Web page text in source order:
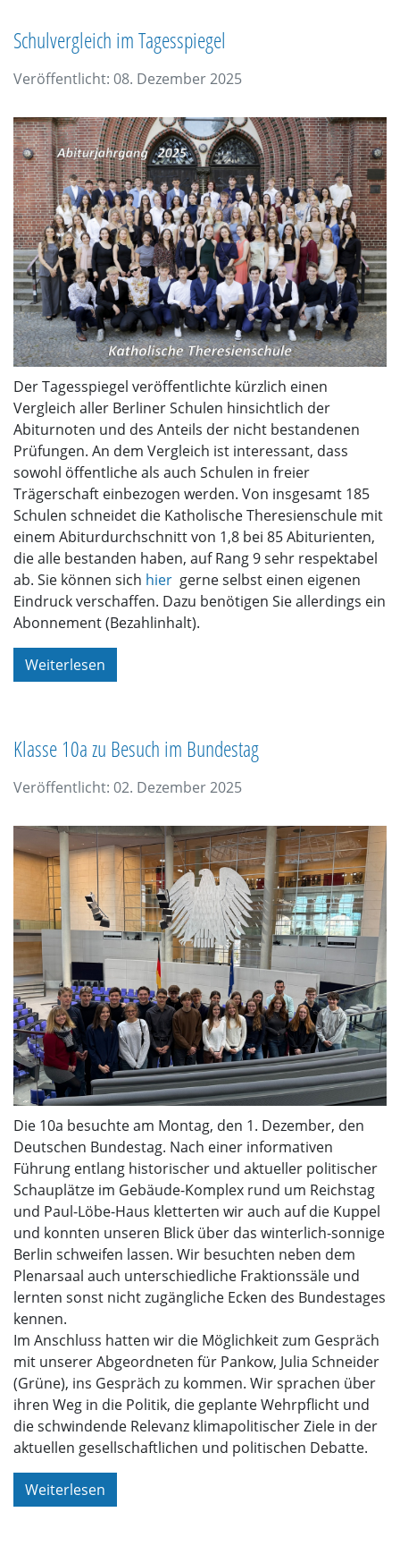
Schulvergleich im Tagesspiegel
Veröffentlicht: 08. Dezember 2025
Der Tagesspiegel veröffentlichte kürzlich einen
Vergleich aller Berliner Schulen hinsichtlich der
Abiturnoten und des Anteils der nicht bestandenen
Prüfungen. An dem Vergleich ist interessant, dass
sowohl öffentliche als auch Schulen in freier
Trägerschaft einbezogen werden. Von insgesamt 185
Schulen schneidet die Katholische Theresienschule mit
einem Abiturdurchschnitt von 1,8 bei 85 Abiturienten,
die alle bestanden haben, auf Rang 9 sehr respektabel
ab. Sie können sich hier gerne selbst einen eigenen
Eindruck verschaffen. Dazu benötigen Sie allerdings ein
Abonnement (Bezahlinhalt).
Weiterlesen
Klasse 10a zu Besuch im Bundestag
Veröffentlicht: 02. Dezember 2025
Die 10a besuchte am Montag, den 1. Dezember, den
Deutschen Bundestag. Nach einer informativen
Führung entlang historischer und aktueller politischer
Schauplätze im Gebäude-Komplex rund um Reichstag
und Paul-Löbe-Haus kletterten wir auch auf die Kuppel
und konnten unseren Blick über das winterlich-sonnige
Berlin schweifen lassen. Wir besuchten neben dem
Plenarsaal auch unterschiedliche Fraktionssäle und
lernten sonst nicht zugängliche Ecken des Bundestages
kennen.
Im Anschluss hatten wir die Möglichkeit zum Gespräch
mit unserer Abgeordneten für Pankow, Julia Schneider
(Grüne), ins Gespräch zu kommen. Wir sprachen über
ihren Weg in die Politik, die geplante Wehrpflicht und
die schwindende Relevanz klimapolitischer Ziele in der
aktuellen gesellschaftlichen und politischen Debatte.
Weiterlesen